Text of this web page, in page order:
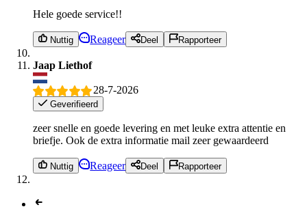
Hele goede service!!
Nuttig Reageer Deel Rapporteer
Jaap Liethof
28-7-2026
Geverifieerd
zeer snelle en goede levering en met leuke extra attentie en
briefje. Ook de extra informatie mail zeer gewaardeerd
Nuttig Reageer Deel Rapporteer